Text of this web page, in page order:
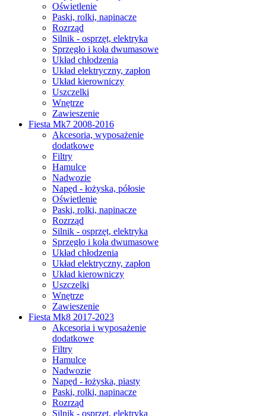
Oświetlenie
Paski, rolki, napinacze
Rozrząd
Silnik - osprzęt, elektryka
Sprzęgło i koła dwumasowe
Układ chłodzenia
Układ elektryczny, zapłon
Układ kierowniczy
Uszczelki
Wnętrze
Zawieszenie
Fiesta Mk7 2008-2016
Akcesoria, wyposażenie
dodatkowe
Filtry
Hamulce
Nadwozie
Napęd - łożyska, półosie
Oświetlenie
Paski, rolki, napinacze
Rozrząd
Silnik - osprzęt, elektryka
Sprzęgło i koła dwumasowe
Układ chłodzenia
Układ elektryczny, zapłon
Układ kierowniczy
Uszczelki
Wnętrze
Zawieszenie
Fiesta Mk8 2017-2023
Akcesoria i wyposażenie
dodatkowe
Filtry
Hamulce
Nadwozie
Napęd - łożyska, piasty
Paski, rolki, napinacze
Rozrząd
Silnik - osprzęt, elektryka